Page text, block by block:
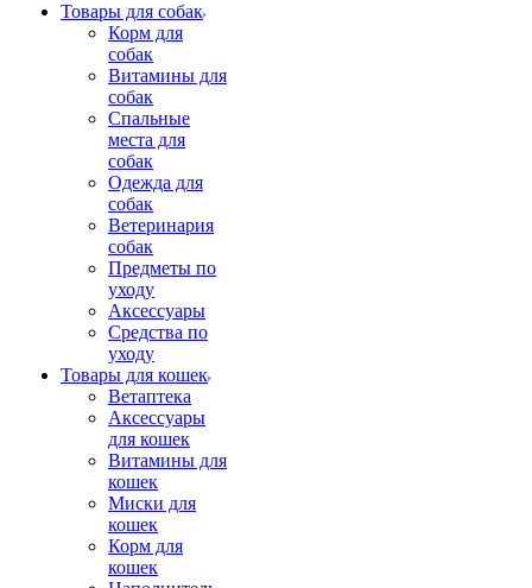
Товары для собак
Корм для
собак
Витамины для
собак
Спальные
места для
собак
Одежда для
собак
Ветеринария
собак
Предметы по
уходу
Аксессуары
Средства по
уходу
Товары для кошек
Ветаптека
Аксессуары
для кошек
Витамины для
кошек
Миски для
кошек
Корм для
кошек